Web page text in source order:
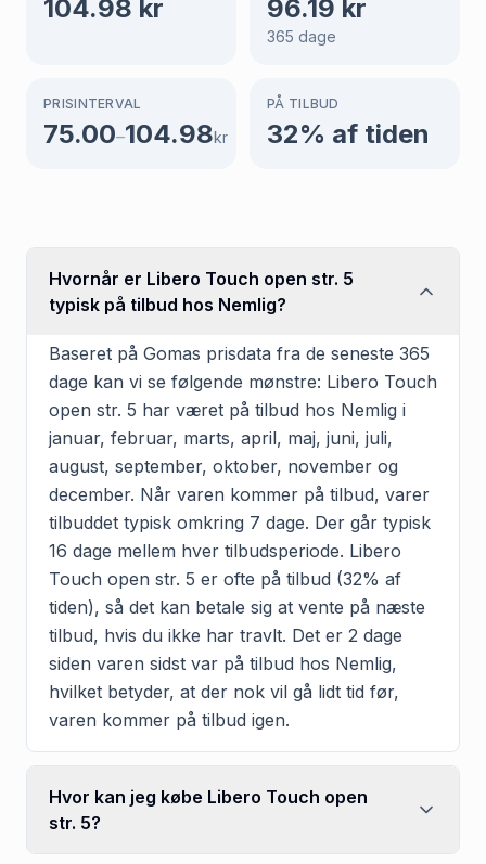
104.98 kr 96.19 kr
365 dage
PRISINTERVAL
75.00–104.98kr
PÅ TILBUD
32% af tiden
Hvornår er Libero Touch open str. 5
typisk på tilbud hos Nemlig?
Baseret på Gomas prisdata fra de seneste 365
dage kan vi se følgende mønstre: Libero Touch
open str. 5 har været på tilbud hos Nemlig i
januar, februar, marts, april, maj, juni, juli,
august, september, oktober, november og
december. Når varen kommer på tilbud, varer
tilbuddet typisk omkring 7 dage. Der går typisk
16 dage mellem hver tilbudsperiode. Libero
Touch open str. 5 er ofte på tilbud (32% af
tiden), så det kan betale sig at vente på næste
tilbud, hvis du ikke har travlt. Det er 2 dage
siden varen sidst var på tilbud hos Nemlig,
hvilket betyder, at der nok vil gå lidt tid før,
varen kommer på tilbud igen.
Hvor kan jeg købe Libero Touch open
str. 5?